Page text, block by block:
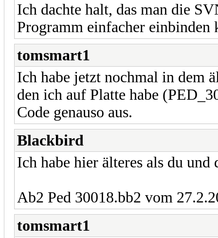
Ich dachte halt, das man die
Programm einfacher einbinden
tomsmart1
Ich habe jetzt nochmal in dem
den ich auf Platte habe
Code genauso aus.
Blackbird
Ich habe hier älteres als du und
Ab2 Ped 30018.bb2 vom
tomsmart1